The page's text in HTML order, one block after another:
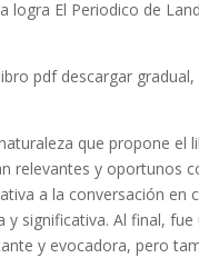
logra El Periodico de
pdf descargar
que propone
relevantes y oportunos
a la conversación
y significativa. Al final,
y evocadora, pero